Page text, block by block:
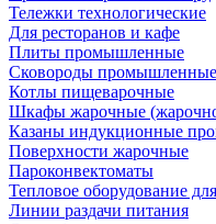
Тележки технологические
Для ресторанов и кафе
Плиты промышленные
Сковороды промышленные
Котлы пищеварочные
Шкафы жарочные
Казаны индукционные
Поверхности жарочные
Пароконвектоматы
Тепловое оборудование
Линии раздачи питания